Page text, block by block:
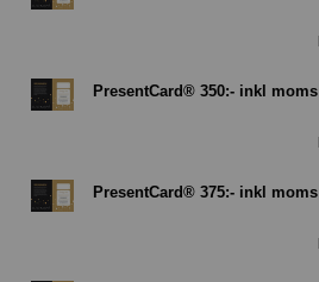
PresentCard® 350:- inkl moms
PresentCard® 375:- inkl moms